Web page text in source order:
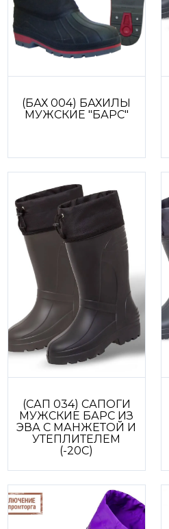
(БАХ 004) БАХИЛЫ
МУЖСКИЕ "БАРС"
(САП 034) САПОГИ
МУЖСКИЕ БАРС ИЗ
ЭВА С МАНЖЕТОЙ И
УТЕПЛИТЕЛЕМ
(-20С)